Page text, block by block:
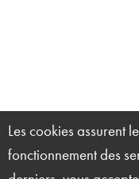
Les cookies assurent
fonctionnement des